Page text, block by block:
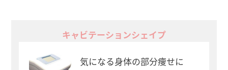
キャビテーションシェイプ
気になる身体の部分痩せに